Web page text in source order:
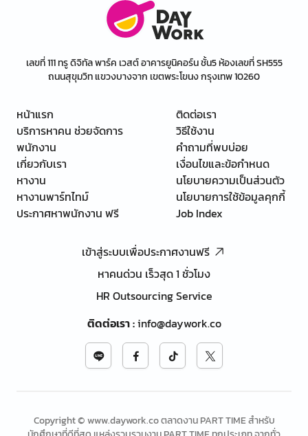
เลขที่ 111 ทรู ดิจิทัล พาร์ค เวสต์ อาคารยูนิคอร์น ชั้น5 ห้องเลขที่ SH555
ถนนสุขุมวิท แขวงบางจาก เขตพระโขนง กรุงเทพ 10260
หน้าแรก
บริการหาคน ช่วยจัดการ
พนักงาน
เกี่ยวกับเรา
หางาน
หางานพาร์ทไทม์
ประกาศหาพนักงาน ฟรี
ติดต่อเรา
วิธีใช้งาน
คำถามที่พบบ่อย
เงื่อนไขและข้อกำหนด
นโยบายความเป็นส่วนตัว
นโยบายการใช้ข้อมูลคุกกี้
Job Index
เข้าสู่ระบบเพื่อประกาศงานฟรี
หาคนด่วน เร็วสุด 1 ชั่วโมง
HR Outsourcing Service
ติดต่อเรา:info@daywork.co
Copyright © www.daywork.co ตลาดงาน PART TIME สำหรับ